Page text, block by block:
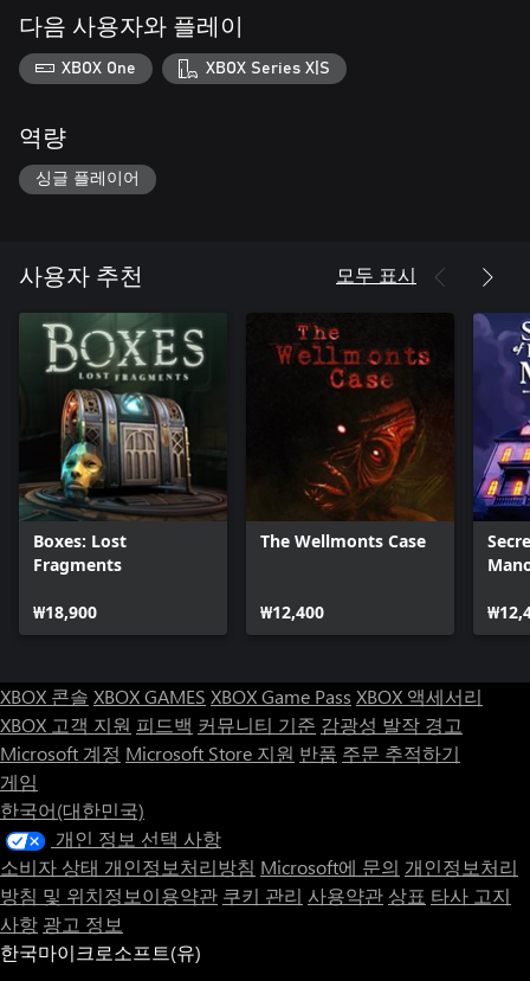
다음 사용자와 플레이
XBOX One XBOX Series X|S
역량
싱글 플레이어
사용자 추천 모두 표시
Boxes: Lost
Fragments
₩18,900
The Wellmonts Case
₩12,400
XBOX 콘솔 XBOX GAMES XBOX Game Pass XBOX 액세서리
XBOX 고객 지원 피드백 커뮤니티 기준 감광성 발작 경고
Microsoft 계정 Microsoft Store 지원 반품 주문 추적하기
게임
한국어(대한민국)
개인 정보 선택 사항
소비자 상태 개인정보처리방침 Microsoft에 문의 개인정보처리
방침 및 위치정보이용약관 쿠키 관리 사용약관 상표 타사 고지
사항 광고 정보
한국마이크로소프트(유)